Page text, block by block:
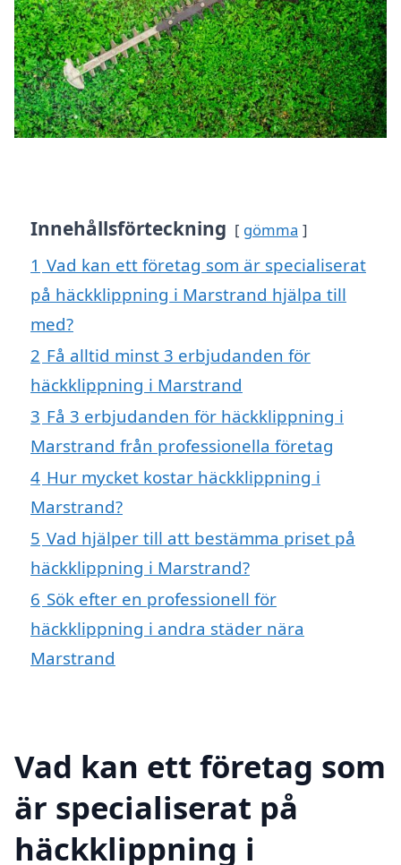
Innehållsförteckning gömma
1 Vad kan ett företag som är specialiserat
på häckklippning i Marstrand hjälpa till
med?
2 Få alltid minst 3 erbjudanden för
häckklippning i Marstrand
3 Få 3 erbjudanden för häckklippning i
Marstrand från professionella företag
4 Hur mycket kostar häckklippning i
Marstrand?
5 Vad hjälper till att bestämma priset på
häckklippning i Marstrand?
6 Sök efter en professionell för
häckklippning i andra städer nära
Marstrand
Vad kan ett företag som
är specialiserat på
häckklippning i